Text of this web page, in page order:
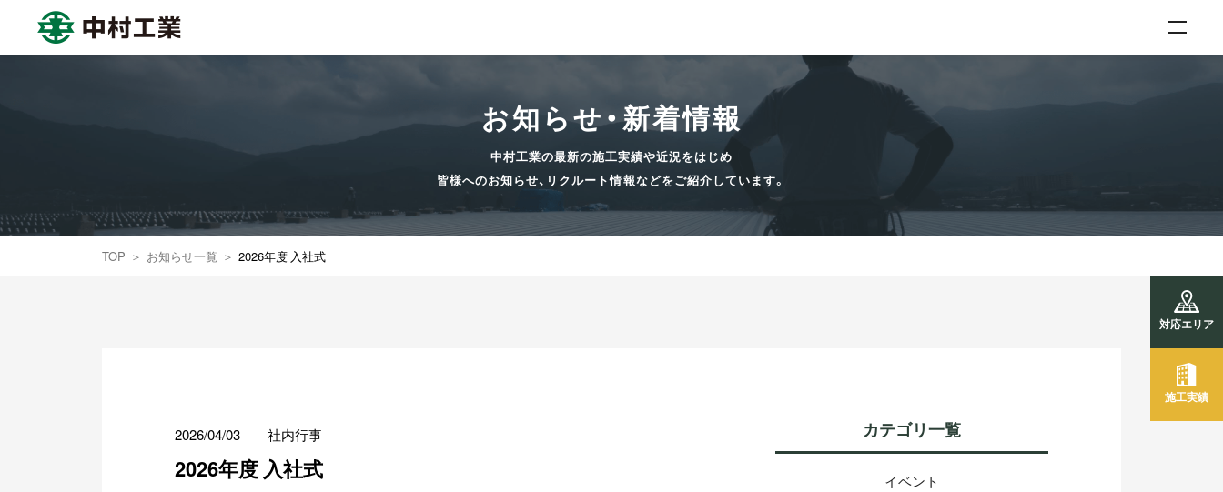
中村工業株式会社
お知らせ・新着情報
中村工業の最新の施工実績や近況をはじめ
皆様へのお知らせ、リクルート情報などをご紹介しています。
TOP お知らせ一覧 2026年度 入社式
対応エリア
施工実績
2026/04/03 社内行事
2026年度 入社式
カテゴリ一覧
イベント